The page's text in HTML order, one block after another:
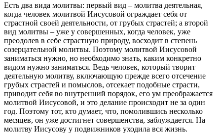
Есть два вида молитвы: первый вид – молитва деятельная,
когда человек молитвой Иисусовой ограждает себя от
страстной своей деятельности, от грубых страстей; а второй
вид молитвы – уже у совершенных, когда человек, уже
преодолев в себе страстную природу, восходит в степень
созерцательной молитвы. Поэтому молитвой Иисусовой
заниматься нужно, но необходимо знать, каким конкретно
видом нужно заниматься. Ведь человек, который творит
деятельную молитву, включающую прежде всего отсечение
грубых страстей и помыслов, отсекает подобные страсти,
приводит себя во внутренний порядок, его ум преображается
молитвой Иисусовой, и это делание происходит не за один
год. Поэтому тот, кто думает, что, помолившись несколько
месяцев, он уже достигнет совершенства, заблуждается. На
молитву Иисусову у подвижников уходила вся жизнь.